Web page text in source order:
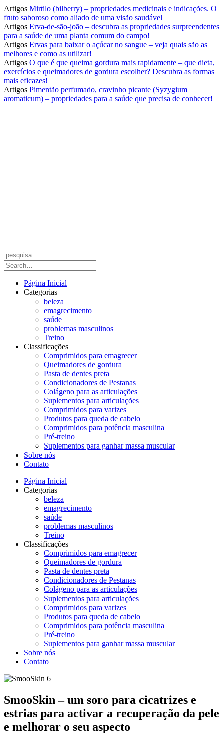
Artigos Mirtilo (bilberry) – propriedades medicinais e indicações. O
fruto saboroso como aliado de uma visão saudável
Artigos Erva-de-são-joão – descubra as propriedades surpreendentes
para a saúde de uma planta comum do campo!
Artigos Ervas para baixar o açúcar no sangue – veja quais são as
melhores e como as utilizar!
Artigos O que é que queima gordura mais rapidamente – que dieta,
exercícios e queimadores de gordura escolher? Descubra as formas
mais eficazes!
Artigos Pimentão perfumado, cravinho picante (Syzygium
aromaticum) – propriedades para a saúde que precisa de conhecer!
Página Inicial
Categorias
beleza
emagrecimento
saúde
problemas masculinos
Treino
Classificações
Comprimidos para emagrecer
Queimadores de gordura
Pasta de dentes preta
Condicionadores de Pestanas
Colágeno para as articulações
Suplementos para articulações
Comprimidos para varizes
Produtos para queda de cabelo
Comprimidos para potência masculina
Pré-treino
Suplementos para ganhar massa muscular
Sobre nós
Contato
Página Inicial
Categorias
beleza
emagrecimento
saúde
problemas masculinos
Treino
Classificações
Comprimidos para emagrecer
Queimadores de gordura
Pasta de dentes preta
Condicionadores de Pestanas
Colágeno para as articulações
Suplementos para articulações
Comprimidos para varizes
Produtos para queda de cabelo
Comprimidos para potência masculina
Pré-treino
Suplementos para ganhar massa muscular
Sobre nós
Contato
SmooSkin – um soro para cicatrizes e
estrias para activar a recuperação da pele
e melhorar o seu aspecto